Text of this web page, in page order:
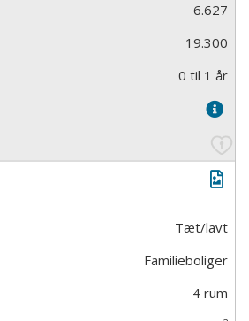
6.627
19.300
0 til 1 år
Tæt/lavt
Familieboliger
4 rum